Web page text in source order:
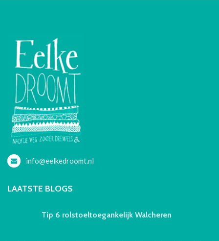
info@eelkedroomt.nl
LAATSTE BLOGS
Tip 6 rolstoeltoegankelijk Walcheren